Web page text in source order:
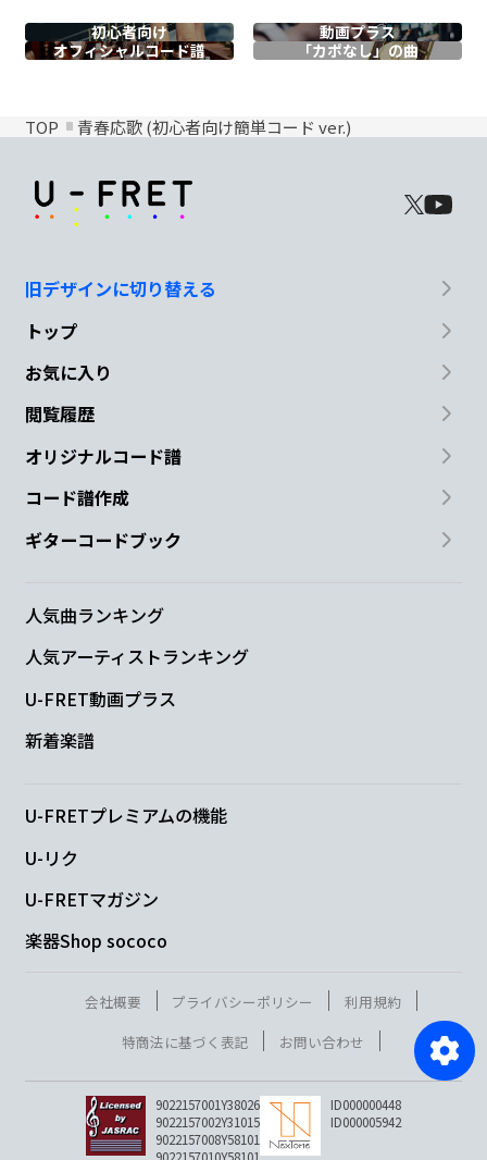
初心者向け
動画プラス
オフィシャルコード譜 「カポなし」の曲
TOP 青春応歌 (初心者向け簡単コード ver.)
旧デザインに切り替える
トップ
お気に入り
閲覧履歴
オリジナルコード譜
コード譜作成
ギターコードブック
人気曲ランキング
人気アーティストランキング
U-FRET動画プラス
新着楽譜
U-FRETプレミアムの機能
U-リク
U-FRETマガジン
楽器Shop sococo
会社概要 プライバシーポリシー
利用規約
特商法に基づく表記
お問い合わせ
9022157001Y38026
9022157002Y31015
9022157008Y58101
ID000000448
ID000005942